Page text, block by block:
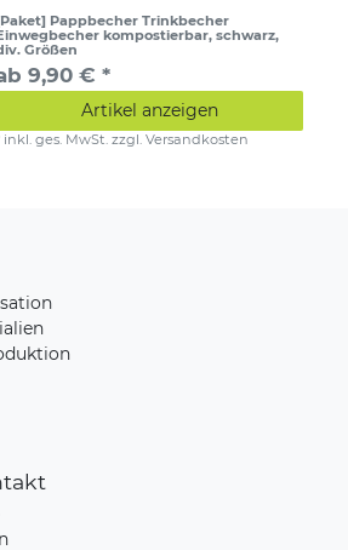
Pappbecher Trinkbecher
kompostierbar, schwarz,
Größen
9,90 € *
Artikel anzeigen
inkl. ges. MwSt. zzgl.Versandkosten